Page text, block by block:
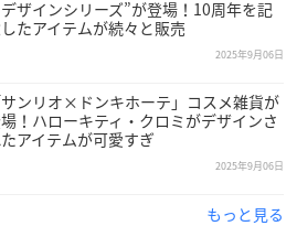
ザインシリーズ”が登場！10周年を記
たアイテムが続々と販売
2025年9月06日
サンリオ×ドンキホーテ」コスメ雑貨が
！ハローキティ・クロミがデザインさ
アイテムが可愛すぎ
2025年9月06日
もっと見る